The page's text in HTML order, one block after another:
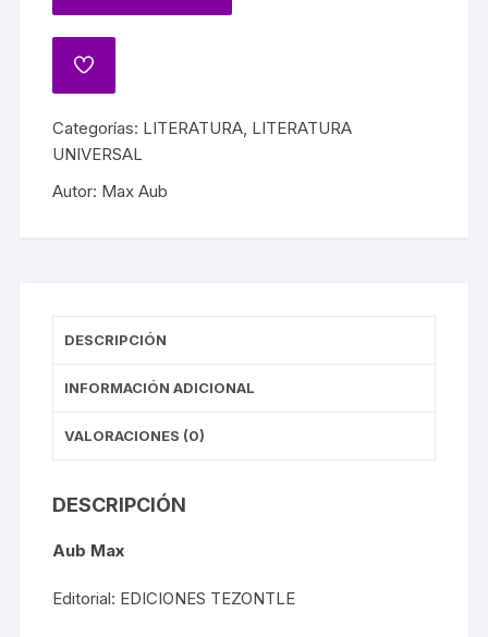
Categorías: LITERATURA, LITERATURA
UNIVERSAL
Autor: Max Aub
DESCRIPCIÓN
INFORMACIÓN ADICIONAL
VALORACIONES (0)
DESCRIPCIÓN
Aub Max
Editorial: EDICIONES TEZONTLE